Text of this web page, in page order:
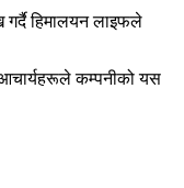
गर्दै हिमालयन लाइफले
आचार्यहरूले कम्पनीको यस